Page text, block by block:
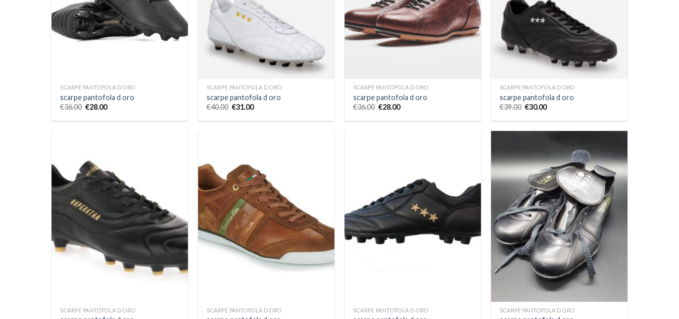
SCARPE PANTOFOLA D ORO
scarpe pantofola d oro
€36.00 €28.00
SCARPE PANTOFOLA D ORO
scarpe pantofola d oro
€40.00 €31.00
SCARPE PANTOFOLA D ORO
scarpe pantofola d oro
€36.00 €28.00
SCARPE PANTOFOLA D ORO
scarpe pantofola d oro
€39.00 €30.00
SCARPE PANTOFOLA D ORO SCARPE PANTOFOLA D ORO SCARPE PANTOFOLA D ORO SCARPE PANTOFOLA D ORO